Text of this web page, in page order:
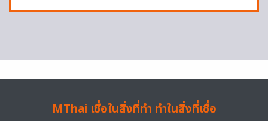
MThai เชื่อในสิ่งที่ทำ ทำในสิ่งที่เชื่อ